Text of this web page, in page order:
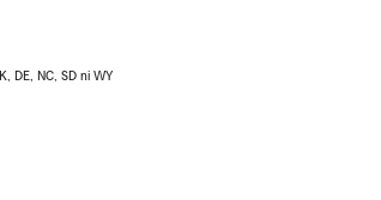
DE, NC, SD ni WY